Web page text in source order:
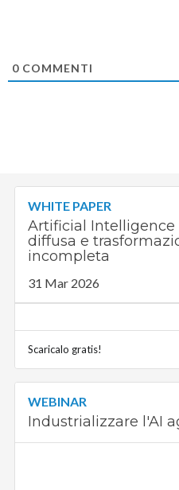
0 COMMENTI
WHITE PAPER
Artificial Intelligence
diffusa e
incompleta
31 Mar 2026
Scaricalo gratis!
WEBINAR
Industrializzare l'AI